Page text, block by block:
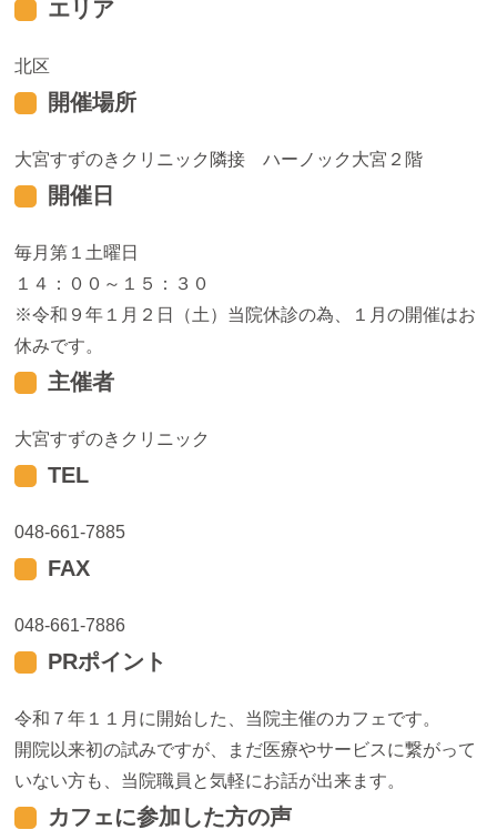
エリア
北区
開催場所
大宮すずのきクリニック隣接 ハーノック大宮２階
開催日
毎月第１土曜日
１４：００～１５：３０
※令和９年１月２日（土）当院休診の為、１月の開催はお
休みです。
主催者
大宮すずのきクリニック
TEL
048-661-7885
FAX
048-661-7886
PRポイント
令和７年１１月に開始した、当院主催のカフェです。
開院以来初の試みですが、まだ医療やサービスに繋がって
いない方も、当院職員と気軽にお話が出来ます。
カフェに参加した方の声